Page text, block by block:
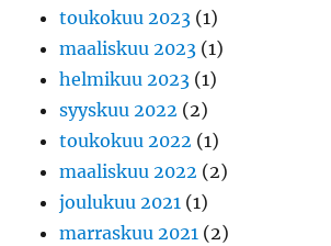
toukokuu 2023 (1)
maaliskuu 2023 (1)
helmikuu 2023 (1)
syyskuu 2022 (2)
toukokuu 2022 (1)
maaliskuu 2022 (2)
joulukuu 2021 (1)
marraskuu 2021 (2)